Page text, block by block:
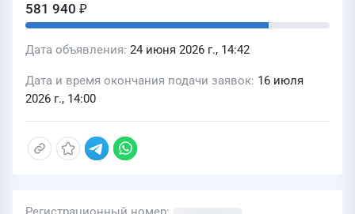
581 940 ₽
Дата объявления 24 июня 2026 г., 14:42
Дата и время окончания подачи заявок 16 июля
2026 г., 14:00